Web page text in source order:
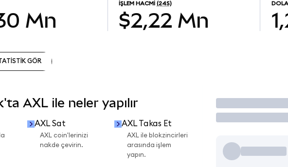
Mn
İŞLEM HACMI (24S)
$2,22 Mn
GÖR
AXL ile neler yapılır
AXL Sat
AXL coin'lerinizi
nakde çevirin.
AXL Takas Et
AXL ile blokzincirleri
arasında işlem
yapın.
İşlem Yap